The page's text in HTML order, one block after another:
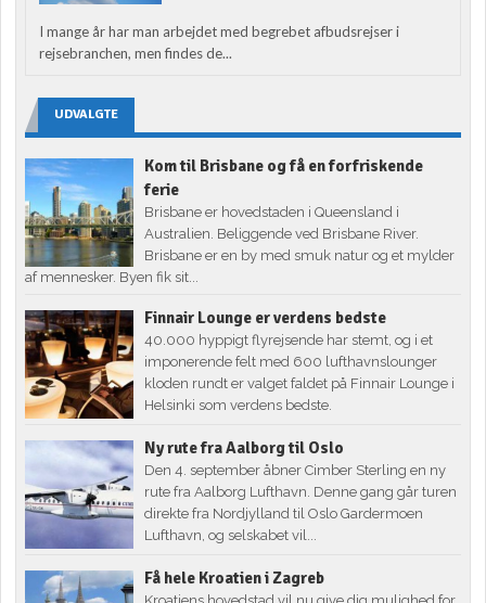
I mange år har man arbejdet med begrebet afbudsrejser i
rejsebranchen, men findes de...
UDVALGTE
Kom til Brisbane og få en forfriskende
ferie
Brisbane er hovedstaden i Queensland i
Australien. Beliggende ved Brisbane River.
Brisbane er en by med smuk natur og et mylder
af mennesker. Byen fik sit...
Finnair Lounge er verdens bedste
40.000 hyppigt flyrejsende har stemt, og i et
imponerende felt med 600 lufthavnslounger
kloden rundt er valget faldet på Finnair Lounge i
Helsinki som verdens bedste.
Ny rute fra Aalborg til Oslo
Den 4. september åbner Cimber Sterling en ny
rute fra Aalborg Lufthavn. Denne gang går turen
direkte fra Nordjylland til Oslo Gardermoen
Lufthavn, og selskabet vil...
Få hele Kroatien i Zagreb